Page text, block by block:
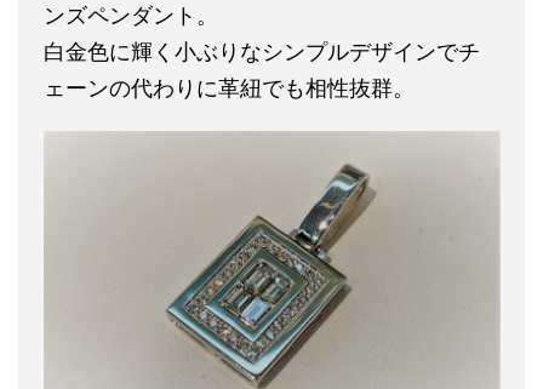
ンズペンダント。
白金色に輝く小ぶりなシンプルデザインでチ
ェーンの代わりに革紐でも相性抜群。